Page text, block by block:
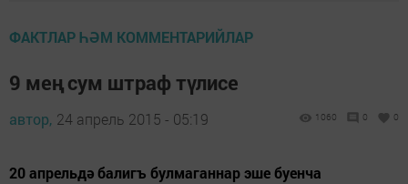
ФАКТЛАР ҺӘМ КОММЕНТАРИЙЛАР
9 мең сум штраф түлисе
автор, 24 апрель 2015 - 05:19 1060 0 0
20 апрельдә балигъ булмаганнар эше буенча